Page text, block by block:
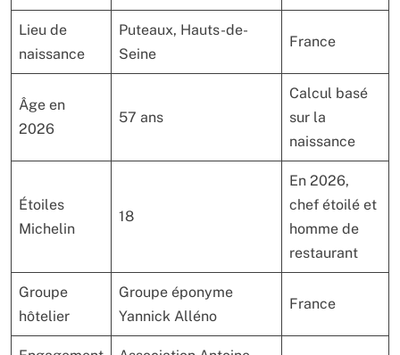
Lieu de
naissance
Puteaux, Hauts-de-
Seine
France
Âge en
2026
57 ans
Calcul basé
sur la
naissance
Étoiles
Michelin
18
En 2026,
chef étoilé et
homme de
restaurant
Groupe
hôtelier
Groupe éponyme
Yannick Alléno
France